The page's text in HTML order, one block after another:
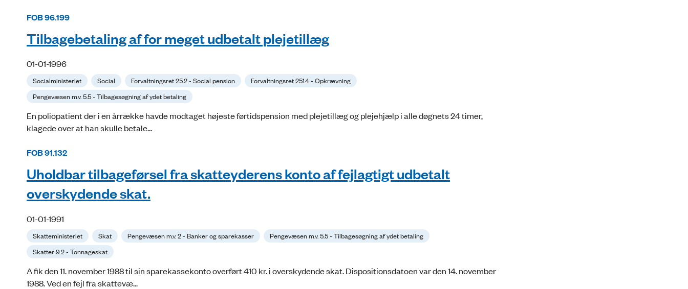
FOB 96.199
Tilbagebetaling af for meget udbetalt plejetillæg
01-01-1996
Socialministeriet Social Forvaltningsret 25.2 - Social pension
Forvaltningsret 251.4 - Opkrævning
Pengevæsen m.v. 5.5 - Tilbagesøgning af ydet betaling
En poliopatient der i en årrække havde modtaget højeste førtidspension med plejetillæg og plejehjælp i alle døgnets 24 timer,
klagede over at han skulle betale...
FOB 91.132
Uholdbar tilbageførsel fra skatteyderens konto af fejlagtigt udbetalt
overskydende skat.
01-01-1991
Skatteministeriet Skat Pengevæsen m.v. 2 - Banker og sparekasser
Pengevæsen m.v. 5.5 - Tilbagesøgning af ydet betaling
Skatter 9.2 - Tonnageskat
A fik den 11. november 1988 til sin sparekassekonto overført 410 kr. i overskydende skat. Dispositionsdatoen var den 14. november
1988. Ved en fejl fra skattevæ...